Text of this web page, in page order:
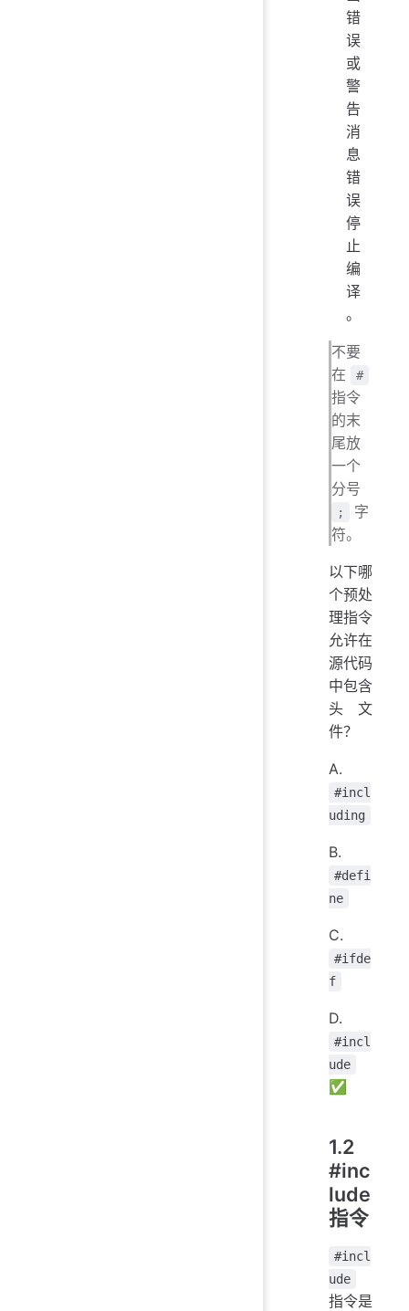
错
误
或
警
告
消
息
错
误
停
止
编
译
。
不要
在
#
指令
的末
尾放
一个
分号
;
字
符。
以下哪
个预处
理指令
允许在
源代码
中包含
头文
件？
A.
#incl
uding
B.
#defi
ne
C.
#ifde
f
D.
#incl
ude
✅
1.2
#inc
lude
指令
#incl
ude
指令是